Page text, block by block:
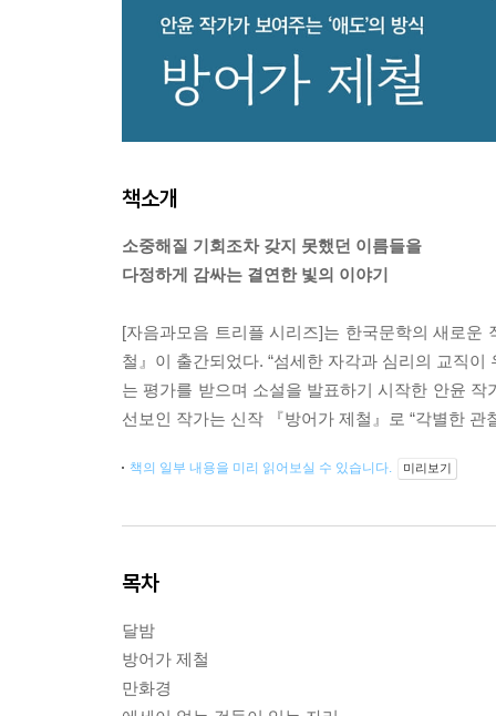
책소개
소중해질 기회조차 갖지 못했던 이름들을
다정하게 감싸는 결연한 빛의 이야기
[자음과모음 트리플 시리즈]는 한국문학의 새로
철』이 출간되었다. “섬세한 자각과 심리의 교직
는 평가를 받으며 소설을 발표하기 시작한 안윤
선보인 작가는 신작 『방어가 제철』로 “각별한 관
책의 일부 내용을 미리 읽어보실 수 있습니다. 미리보기
목차
달밤
방어가 제철
만화경